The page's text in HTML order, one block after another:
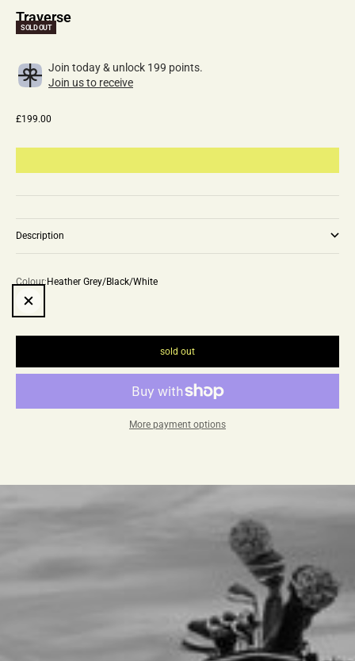
Traverse
SOLD OUT
Join today & unlock 199 points.
Join us to receive
Sale price
£199.00
Description
Colour:Heather Grey/Black/White
Heather Grey/Black/White
sold out
More payment options